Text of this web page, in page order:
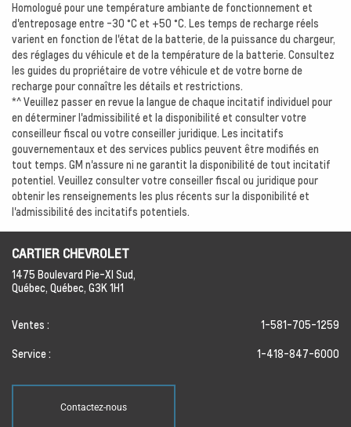
Homologué pour une température ambiante de fonctionnement et
d'entreposage entre -30 °C et +50 °C. Les temps de recharge réels
varient en fonction de l'état de la batterie, de la puissance du chargeur,
des réglages du véhicule et de la température de la batterie. Consultez
les guides du propriétaire de votre véhicule et de votre borne de
recharge pour connaître les détails et restrictions.
*^ Veuillez passer en revue la langue de chaque incitatif individuel pour
en déterminer l'admissibilité et la disponibilité et consulter votre
conseilleur fiscal ou votre conseiller juridique. Les incitatifs
gouvernementaux et des services publics peuvent être modifiés en
tout temps. GM n'assure ni ne garantit la disponibilité de tout incitatif
potentiel. Veuillez consulter votre conseiller fiscal ou juridique pour
obtenir les renseignements les plus récents sur la disponibilité et
l'admissibilité des incitatifs potentiels.
CARTIER CHEVROLET
1475 Boulevard Pie-XI Sud,
Québec, Québec, G3K 1H1
Ventes : 1-581-705-1259
Service : 1-418-847-6000
Contactez-nous